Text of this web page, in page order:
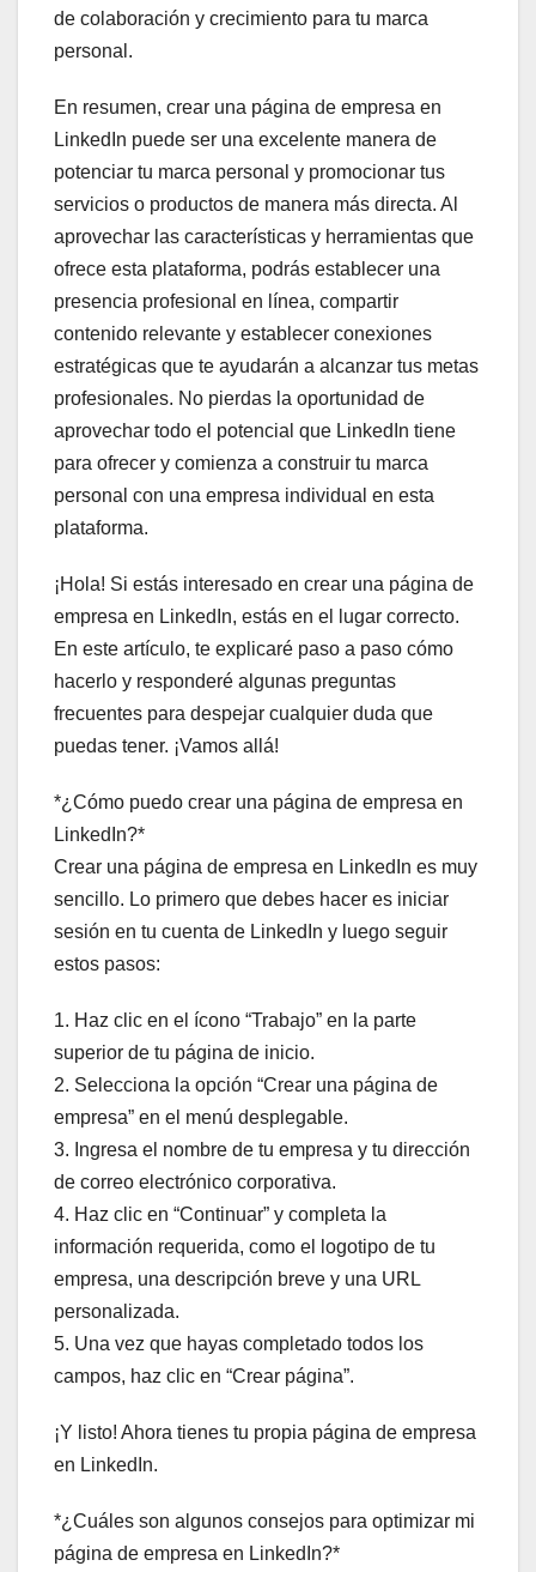
de colaboración y crecimiento para tu marca
personal.
En resumen, crear una página de empresa en
LinkedIn puede ser una excelente manera de
potenciar tu marca personal y promocionar tus
servicios o productos de manera más directa. Al
aprovechar las características y herramientas que
ofrece esta plataforma, podrás establecer una
presencia profesional en línea, compartir
contenido relevante y establecer conexiones
estratégicas que te ayudarán a alcanzar tus metas
profesionales. No pierdas la oportunidad de
aprovechar todo el potencial que LinkedIn tiene
para ofrecer y comienza a construir tu marca
personal con una empresa individual en esta
plataforma.
¡Hola! Si estás interesado en crear una página de
empresa en LinkedIn, estás en el lugar correcto.
En este artículo, te explicaré paso a paso cómo
hacerlo y responderé algunas preguntas
frecuentes para despejar cualquier duda que
puedas tener. ¡Vamos allá!
*¿Cómo puedo crear una página de empresa en
LinkedIn?*
Crear una página de empresa en LinkedIn es muy
sencillo. Lo primero que debes hacer es iniciar
sesión en tu cuenta de LinkedIn y luego seguir
estos pasos:
1. Haz clic en el ícono “Trabajo” en la parte
superior de tu página de inicio.
2. Selecciona la opción “Crear una página de
empresa” en el menú desplegable.
3. Ingresa el nombre de tu empresa y tu dirección
de correo electrónico corporativa.
4. Haz clic en “Continuar” y completa la
información requerida, como el logotipo de tu
empresa, una descripción breve y una URL
personalizada.
5. Una vez que hayas completado todos los
campos, haz clic en “Crear página”.
¡Y listo! Ahora tienes tu propia página de empresa
en LinkedIn.
*¿Cuáles son algunos consejos para optimizar mi
página de empresa en LinkedIn?*